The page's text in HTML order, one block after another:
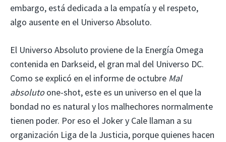
embargo, está dedicada a la empatía y el respeto,
algo ausente en el Universo Absoluto.
El Universo Absoluto proviene de la Energía Omega
contenida en Darkseid, el gran mal del Universo DC.
Como se explicó en el informe de octubre Mal
absolutoone-shot, este es un universo en el que la
bondad no es natural y los malhechores normalmente
tienen poder. Por eso el Joker y Cale llaman a su
organización Liga de la Justicia, porque quienes hacen